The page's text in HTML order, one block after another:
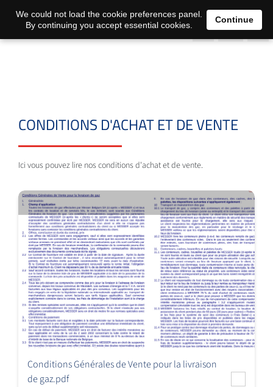
0
CONDITIONS D'ACHAT ET DE VENTE
Ici vous pouvez lire nos conditions d'achat et de vente.
Conditions Générales de Vente pour la livraison
de gaz.pdf
We could not load the cookie preferences panel.
By continuing you accept essential cookies.
Continue